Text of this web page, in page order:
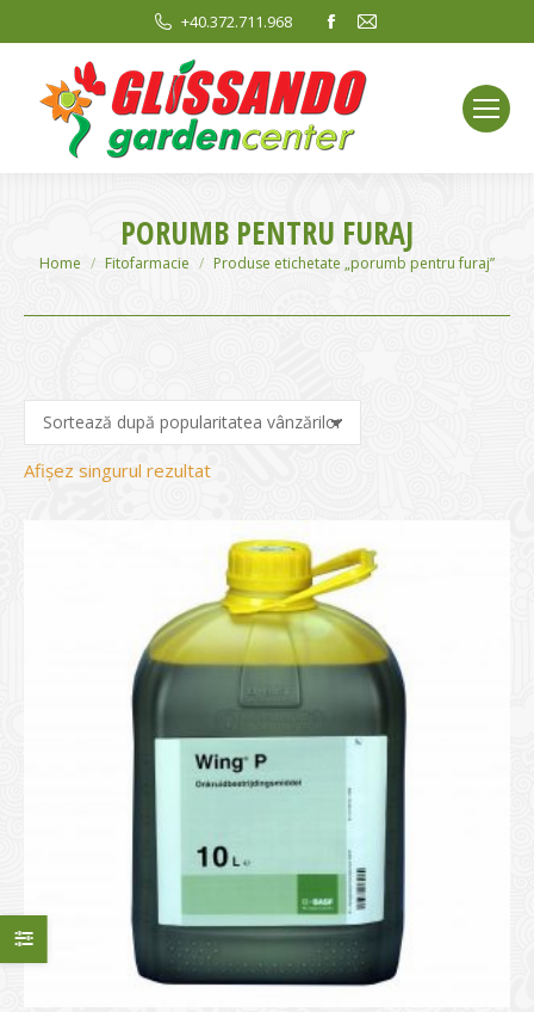
+40.372.711.968
Facebook
opens
in
new
window
Mail
window
PORUMB PENTRU FURAJ
You are here:
Home Fitofarmacie Produse etichetate „porumb pentru furaj”
Afișez singurul rezultat